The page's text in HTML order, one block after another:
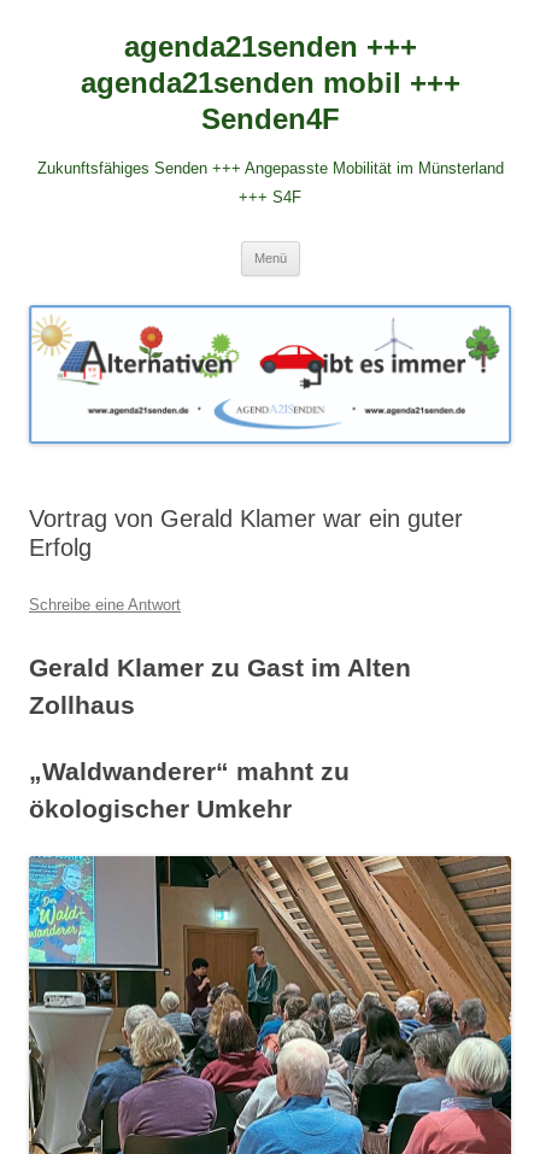
agenda21senden +++
agenda21senden mobil +++
Senden4F
Zukunftsfähiges Senden +++ Angepasste Mobilität im Münsterland
+++ S4F
Menü
Vortrag von Gerald Klamer war ein guter
Erfolg
Schreibe eine Antwort
Gerald Klamer zu Gast im Alten
Zollhaus
„Waldwanderer“ mahnt zu
ökologischer Umkehr